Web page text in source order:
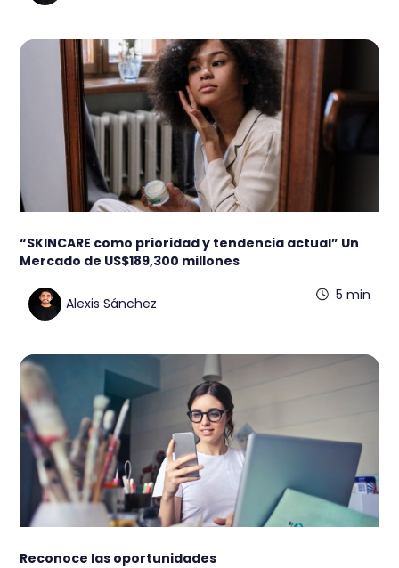
“SKINCARE como prioridad y tendencia actual” Un
Mercado de US$189,300 millones
Alexis Sánchez
5 min
Reconoce las oportunidades